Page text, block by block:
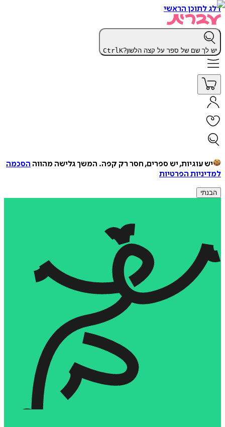
דלג לתוכן הראשי
יש לך שם של ספר על קצה הלשון? CtrlK
יש עוגיות, יש ספרים, חסר רק קפה. המשך גלישה מהווה הסכמה
למדיניות הפרטיות
הבנתי